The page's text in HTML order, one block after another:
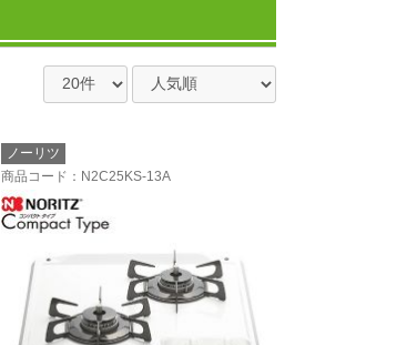
ノーリツ
商品コード ：N2C25KS-13A